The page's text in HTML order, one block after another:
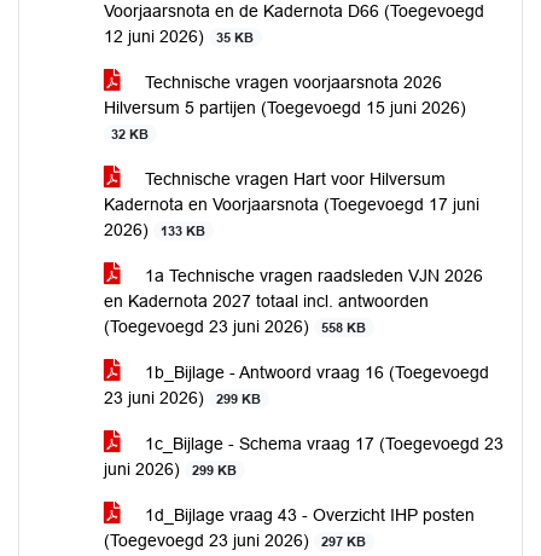
Voorjaarsnota en de Kadernota D66 (Toegevoegd
12 juni 2026)
35 KB
Technische vragen voorjaarsnota 2026
Hilversum 5 partijen (Toegevoegd 15 juni 2026)
32 KB
Technische vragen Hart voor Hilversum
Kadernota en Voorjaarsnota (Toegevoegd 17 juni
2026)
133 KB
1a Technische vragen raadsleden VJN 2026
en Kadernota 2027 totaal incl. antwoorden
(Toegevoegd 23 juni 2026)
558 KB
1b_Bijlage - Antwoord vraag 16 (Toegevoegd
23 juni 2026)
299 KB
1c_Bijlage - Schema vraag 17 (Toegevoegd 23
juni 2026)
299 KB
1d_Bijlage vraag 43 - Overzicht IHP posten
(Toegevoegd 23 juni 2026)
297 KB